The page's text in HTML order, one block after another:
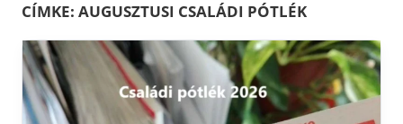
CÍMKE: AUGUSZTUSI CSALÁDI PÓTLÉK